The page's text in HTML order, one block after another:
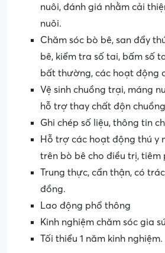
nuôi, đánh giá nhằm cải
nuôi.
Chăm sóc bò bê, san đẩy
bê, kiểm tra số tai, bấm số
bất thường, các hoạt động
Vệ sinh chuồng trại, máng
hỗ trợ thay chất độn chuồng
Ghi chép số liệu, thông tin
Hỗ trợ các hoạt động thú y
trên bò bê cho điều trị, tiêm
Trung thực, cẩn thận, có
đồng.
Lao động phổ thông
Kinh nghiệm chăm sóc gia
Tối thiểu 1 năm kinh nghiệm.